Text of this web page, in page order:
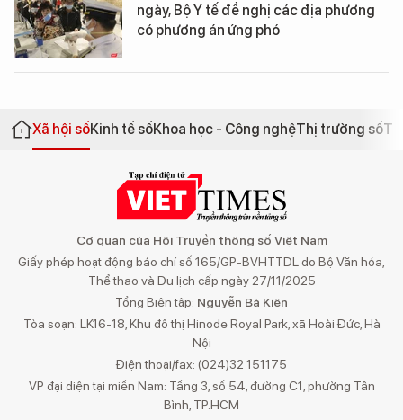
ngày, Bộ Y tế đề nghị các địa phương
có phương án ứng phó
Xã hội sốKinh tế sốKhoa học - Công nghệThị trường số
Cơ quan của Hội Truyền thông số Việt Nam
Giấy phép hoạt động báo chí số 165/GP-BVHTTDL do Bộ Văn hóa,
Thể thao và Du lịch cấp ngày 27/11/2025
Tổng Biên tập: Nguyễn Bá Kiên
Tòa soạn: LK16-18, Khu đô thị Hinode Royal Park, xã Hoài Đức, Hà
Nội
Điện thoại/fax: (024)32 151175
VP đại diện tại miền Nam: Tầng 3, số 54, đường C1, phường Tân
Bình, TP.HCM